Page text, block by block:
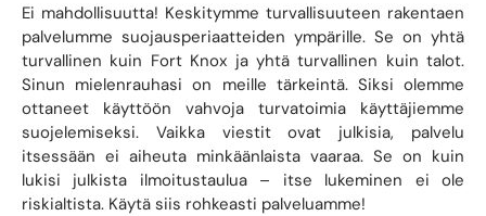
Ei mahdollisuutta! Keskitymme turvallisuuteen rakentaen
palvelumme suojausperiaatteiden ympärille. Se on yhtä
turvallinen kuin Fort Knox ja yhtä turvallinen kuin talot.
Sinun mielenrauhasi on meille tärkeintä. Siksi olemme
ottaneet käyttöön vahvoja turvatoimia käyttäjiemme
suojelemiseksi. Vaikka viestit ovat julkisia, palvelu
itsessään ei aiheuta minkäänlaista vaaraa. Se on kuin
lukisi julkista ilmoitustaulua – itse lukeminen ei ole
riskialtista. Käytä siis rohkeasti palveluamme!